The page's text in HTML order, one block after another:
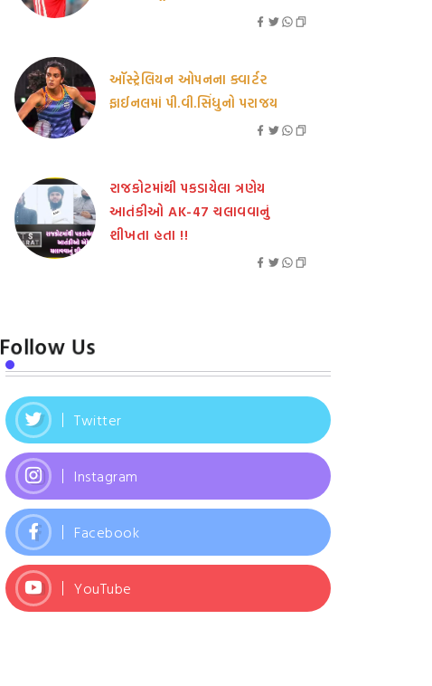
ઑસ્ટ્રેલિયન ઓપનના ક્વાર્ટર
ફાઈનલમાં પી.વી.સિંધુનો પરાજય
રાજકોટમાંથી પકડાયેલા ત્રણેય
આતંકીઓ AK-47 ચલાવવાનું
શીખતા હતા !!
Follow Us
Twitter
Instagram
Facebook
YouTube